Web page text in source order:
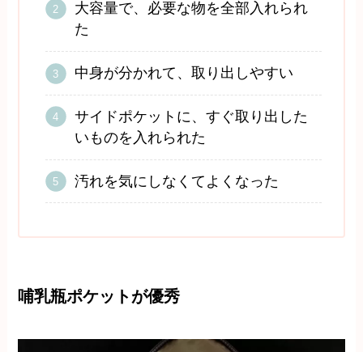
大容量で、必要な物を全部入れられ
た
中身が分かれて、取り出しやすい
サイドポケットに、すぐ取り出した
いものを入れられた
汚れを気にしなくてよくなった
哺乳瓶ポケットが優秀